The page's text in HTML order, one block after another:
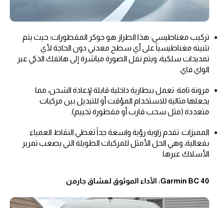
تركيب مغناطيسي: هذا الطراز هو جوكر المقطورات؛ حيث يتم
تثبيته مغناطيسياً على أي سطح معدني دون الحاجة لأي
تمديدات سلكية، ويتم نقل الصورة مباشرة إلى هاتفك الذكي عبر
الواي فاي.
مرونة تامة: تعمل ببطارية داخلية قابلة لإعادة الشحن، مما
يجعلها مثالية للاستخدام المؤقت أو للتبديل بين مركبات
متعددة (مثل سحب قارب أو مقطورة تخييم).
المميزات: تقدم زاوية رؤية واسعة جداً تغطي النقاط العمياء
بفعالية، وهي الحل الأمثل للمركبات الطويلة التي يصعب تمرير
الأسلاك عبرها.
Garmin BC 40: الأداء الموثوق لعشاق جارمن